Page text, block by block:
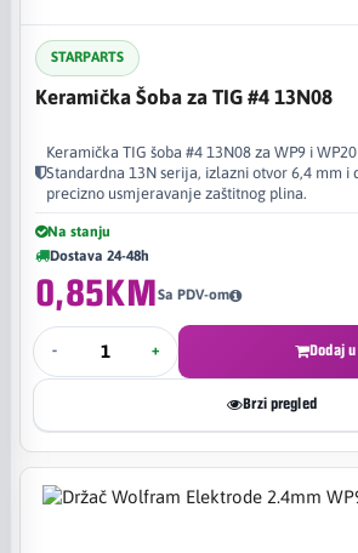
STARPARTS
Keramička Šoba za TIG #4 13N08
Keramička TIG šoba #4 13N08 za WP9 i
Standardna 13N serija, izlazni otvor 6,4 mm i
precizno usmjeravanje zaštitnog plina.
Na stanju
Dostava 24-48h
0,85KMSa PDV-om
- + Dodaj
Brzi pregled